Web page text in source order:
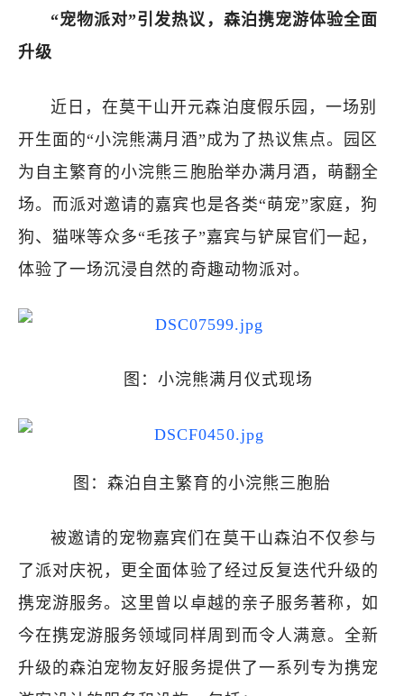
“宠物派对”引发热议，森泊携宠游体验全面
升级
近日，在莫干山开元森泊度假乐园，一场别
开生面的“小浣熊满月酒”成为了热议焦点。园区
为自主繁育的小浣熊三胞胎举办满月酒，萌翻全
场。而派对邀请的嘉宾也是各类“萌宠”家庭，狗
狗、猫咪等众多“毛孩子”嘉宾与铲屎官们一起，
体验了一场沉浸自然的奇趣动物派对。
图：小浣熊满月仪式现场
图：森泊自主繁育的小浣熊三胞胎
被邀请的宠物嘉宾们在莫干山森泊不仅参与
了派对庆祝，更全面体验了经过反复迭代升级的
携宠游服务。这里曾以卓越的亲子服务著称，如
今在携宠游服务领域同样周到而令人满意。全新
升级的森泊宠物友好服务提供了一系列专为携宠